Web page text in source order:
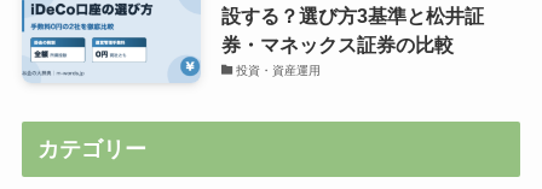
設する？選び方3基準と松井証
券・マネックス証券の比較
投資・資産運用
カテゴリー